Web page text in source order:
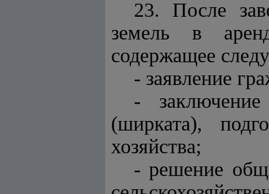
23. После
земель в
содержащее
- заявление
- заключение
(ширката),
хозяйства;
- решение